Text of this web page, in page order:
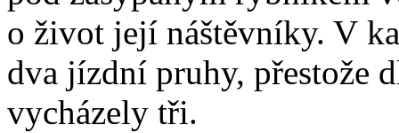
o život její náštěvníky. V
dva jízdní pruhy, přestože
vycházely tři.